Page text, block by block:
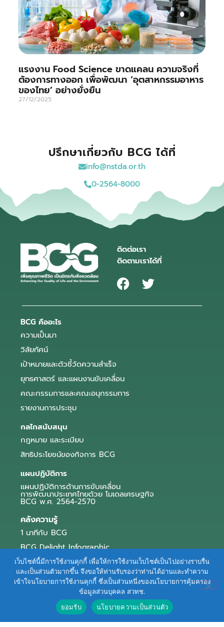
แรงงาน Food Science ขาดแคลน ความจริงที่
ต้องการทางออก เพื่อพัฒนา ‘อุตสาหกรรมอาหาร
ของไทย’ อย่างยั่งยืน
27/12/2025
ปรึกษาเกี่ยวกับ BCG ได้ที่
info@nstda.or.th
0-2564-8000
ติดต่อเรา
ติดตามเราได้ที่
BCG คืออะไร
ความเป็นมา
วิสัยทัศน์
เป้าหมายและตัวชี้วัดความสำเร็จ
ยุทธศาสตร์ และแผนงานขับเคลื่อน
คณะกรรมการและคณะอนุกรรมการ
รายงานการประชุม
กลไกสนับสนุน
กฎหมาย และระเบียบ
สิทธิประโยชน์ของกิจการ BCG
แผนปฏิบัติการ
แผนปฏิบัติการด้านการขับเคลื่อน
การพัฒนาประเทศไทยด้วย โมเดลเศรษฐกิจ
BCG พ.ศ. 2564-2570
คลังความรู้
1 นาทีกับ BCG
BCG Delight Infographic
สื่อประชาสัมพันธ์
e-Book Series
ตัวอย่างธุรกิจ BCG
ข่าวและบทความ
เว็บไซต์นี้มีการใช้งานคุกกี้ เพื่อให้การใช้งานเว็บไซต์เป็นไปอย่างราบรื่น
และเป็นส่วนตัวมากขึ้น จึงขอให้ท่านรับรองว่าท่านได้อ่านและทำความ
เข้าใจนโยบายการใช้งานคุกกี้ ซึ่งเป็นส่วนหนึ่งของนโยบายการคุ้มครอง
ข้อมูลส่วนบุคคล สวทช.
ยอมรับ
นโยบายความเป็นส่วนตัว